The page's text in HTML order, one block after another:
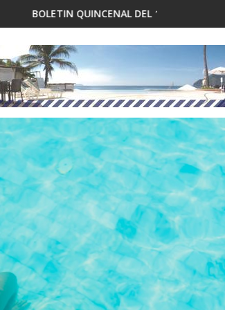
15 AL 31 DE MAYO DE 2026BOLETÍN